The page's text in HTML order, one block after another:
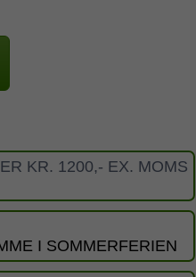
KR. 1200,- EX. MOMS
I SOMMERFERIEN